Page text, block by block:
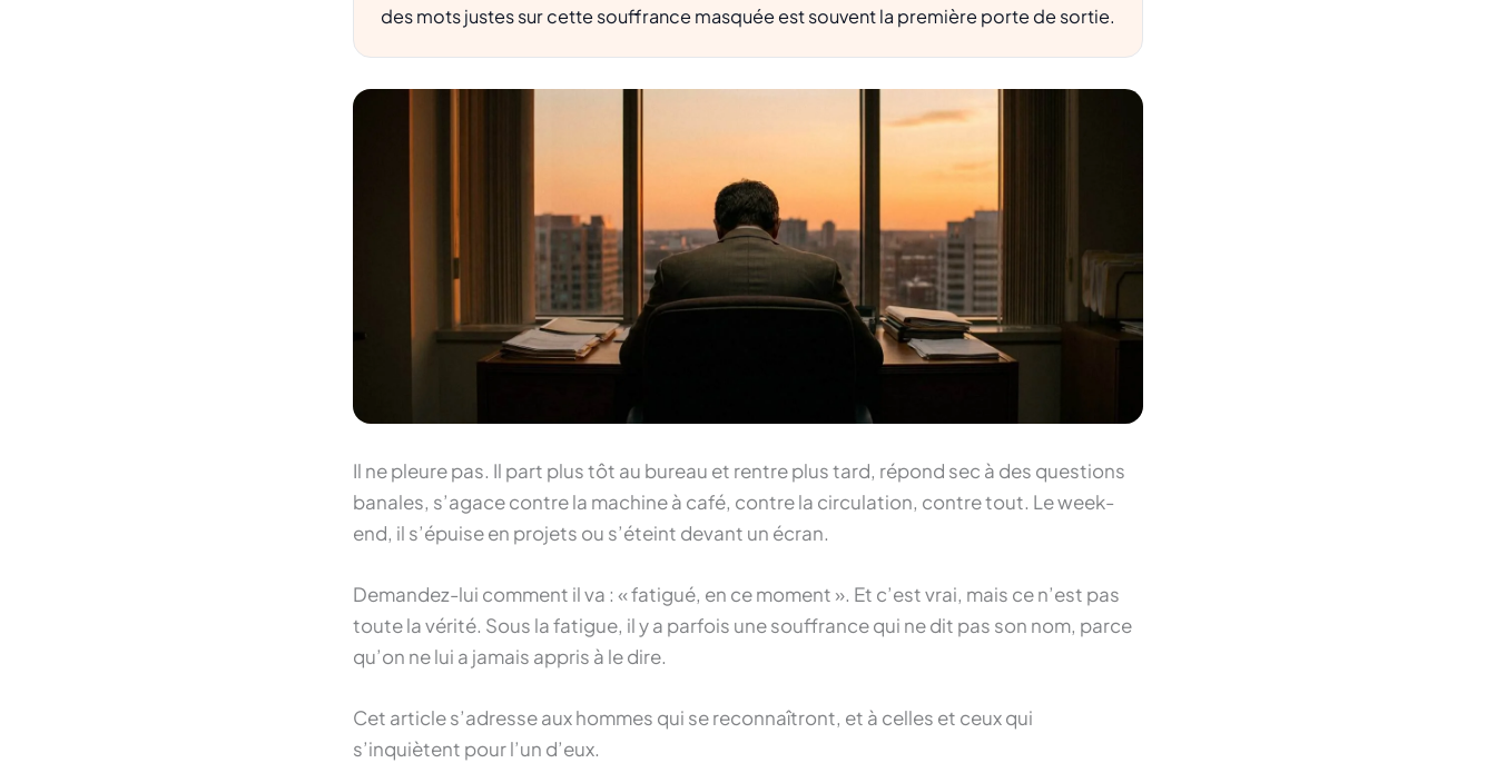
des mots justes sur cette souffrance masquée est souvent la première porte de sortie.
Il ne pleure pas. Il part plus tôt au bureau et rentre plus tard, répond sec à des questions
banales, s’agace contre la machine à café, contre la circulation, contre tout. Le week-
end, il s’épuise en projets ou s’éteint devant un écran.
Demandez-lui comment il va : « fatigué, en ce moment ». Et c’est vrai, mais ce n’est pas
toute la vérité. Sous la fatigue, il y a parfois une souffrance qui ne dit pas son nom, parce
qu’on ne lui a jamais appris à le dire.
Cet article s’adresse aux hommes qui se reconnaîtront, et à celles et ceux qui
s’inquiètent pour l’un d’eux.